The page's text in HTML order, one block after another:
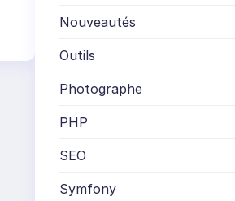
Nouveautés
Outils
Photographe
PHP
SEO
Symfony